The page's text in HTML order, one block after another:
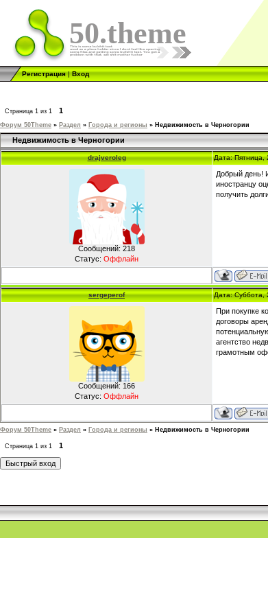
50.theme
Регистрация|Вход
Страница 1 из 1 1
Форум 50Theme » Раздел » Города и регионы » Недвижимость в Черногории
Недвижимость в Черногории
drajveroleg Дата: Пятница,
Сообщений: 218
Статус: Оффлайн
Добрый день!
иностранцу
получить
sergeperof Дата: Суббота,
Сообщений: 166
Статус: Оффлайн
При покупке
договоры
агентство
грамотным
Форум 50Theme » Раздел » Города и регионы » Недвижимость в Черногории
Страница 1 из 1
1